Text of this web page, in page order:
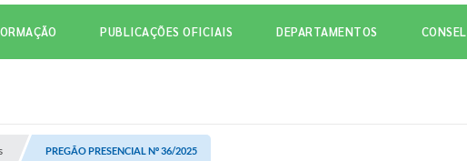
PUBLICAÇÕES OFICIAIS DEPARTAMENTOS
PREGÃO PRESENCIAL Nº 36/2025